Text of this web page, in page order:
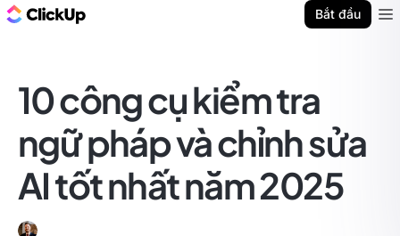
Bắt đầu
10 công cụ kiểm tra
ngữ pháp và chỉnh sửa
AI tốt nhất năm 2025